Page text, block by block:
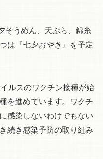
そうめん、天ぷら、錦糸
は『七夕おやき』を予定
ルスのワクチン接種が始
を進めています。ワクチ
感染しないわけでもない
続き感染予防の取り組み